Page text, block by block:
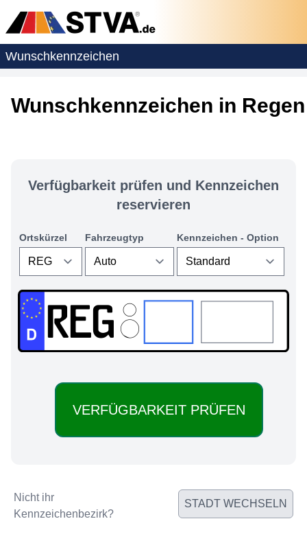
Wunschkennzeichen
Wunschkennzeichen in
Verfügbarkeit prüfen und Kennzeichen
reservieren
Ortskürzel Fahrzeugtyp Kennzeichen - Option
REG:
Nicht ihr
Kennzeichenbezirk?
STADT WECHSELN